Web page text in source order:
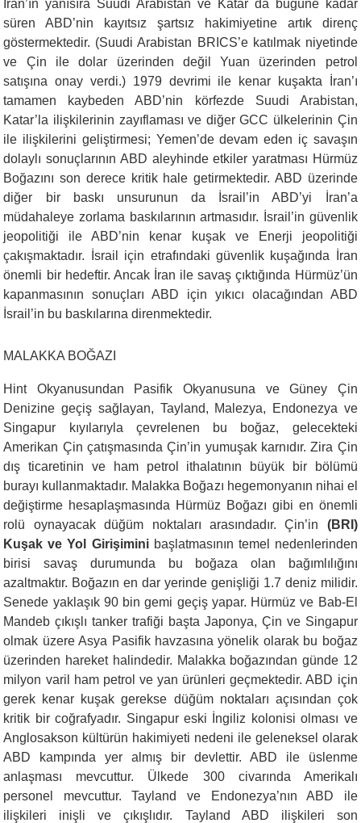
İran’ın yanısıra Suudi Arabistan ve Katar da bugüne kadar
süren ABD’nin kayıtsız şartsız hakimiyetine artık direnç
göstermektedir. (Suudi Arabistan BRICS’e katılmak niyetinde
ve Çin ile dolar üzerinden değil Yuan üzerinden petrol
satışına onay verdi.) 1979 devrimi ile kenar kuşakta İran’ı
tamamen kaybeden ABD’nin körfezde Suudi Arabistan,
Katar’la ilişkilerinin zayıflaması ve diğer GCC ülkelerinin Çin
ile ilişkilerini geliştirmesi; Yemen’de devam eden iç savaşın
dolaylı sonuçlarının ABD aleyhinde etkiler yaratması Hürmüz
Boğazını son derece kritik hale getirmektedir. ABD üzerinde
diğer bir baskı unsurunun da İsrail’in ABD’yi İran’a
müdahaleye zorlama baskılarının artmasıdır. İsrail’in güvenlik
jeopolitiği ile ABD’nin kenar kuşak ve Enerji jeopolitiği
çakışmaktadır. İsrail için etrafındaki güvenlik kuşağında İran
önemli bir hedeftir. Ancak İran ile savaş çıktığında Hürmüz’ün
kapanmasının sonuçları ABD için yıkıcı olacağından ABD
İsrail’in bu baskılarına direnmektedir.
MALAKKA BOĞAZI
Hint Okyanusundan Pasifik Okyanusuna ve Güney Çin
Denizine geçiş sağlayan, Tayland, Malezya, Endonezya ve
Singapur kıyılarıyla çevrelenen bu boğaz, gelecekteki
Amerikan Çin çatışmasında Çin’in yumuşak karnıdır. Zira Çin
dış ticaretinin ve ham petrol ithalatının büyük bir bölümü
burayı kullanmaktadır. Malakka Boğazı hegemonyanın nihai el
değiştirme hesaplaşmasında Hürmüz Boğazı gibi en önemli
rolü oynayacak düğüm noktaları arasındadır. Çin’in (BRI)
Kuşak ve Yol Girişiminibaşlatmasının temel nedenlerinden
birisi savaş durumunda bu boğaza olan bağımlılığını
azaltmaktır. Boğazın en dar yerinde genişliği 1.7 deniz milidir.
Senede yaklaşık 90 bin gemi geçiş yapar. Hürmüz ve Bab-El
Mandeb çıkışlı tanker trafiği başta Japonya, Çin ve Singapur
olmak üzere Asya Pasifik havzasına yönelik olarak bu boğaz
üzerinden hareket halindedir. Malakka boğazından günde 12
milyon varil ham petrol ve yan ürünleri geçmektedir. ABD için
gerek kenar kuşak gerekse düğüm noktaları açısından çok
kritik bir coğrafyadır. Singapur eski İngiliz kolonisi olması ve
Anglosakson kültürün hakimiyeti nedeni ile geleneksel olarak
ABD kampında yer almış bir devlettir. ABD ile üslenme
anlaşması mevcuttur. Ülkede 300 civarında Amerikalı
personel mevcuttur. Tayland ve Endonezya’nın ABD ile
ilişkileri inişli ve çıkışlıdır. Tayland ABD ilişkileri son